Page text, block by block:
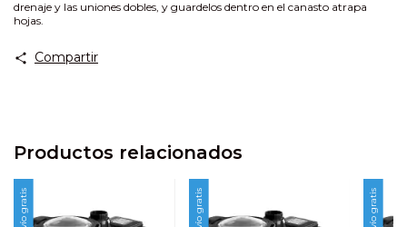
drenaje y las uniones dobles, y guardelos dentro en el canasto atrapa
hojas.
Compartir
Productos relacionados
Envío gratis Envío gratis Envío gratis